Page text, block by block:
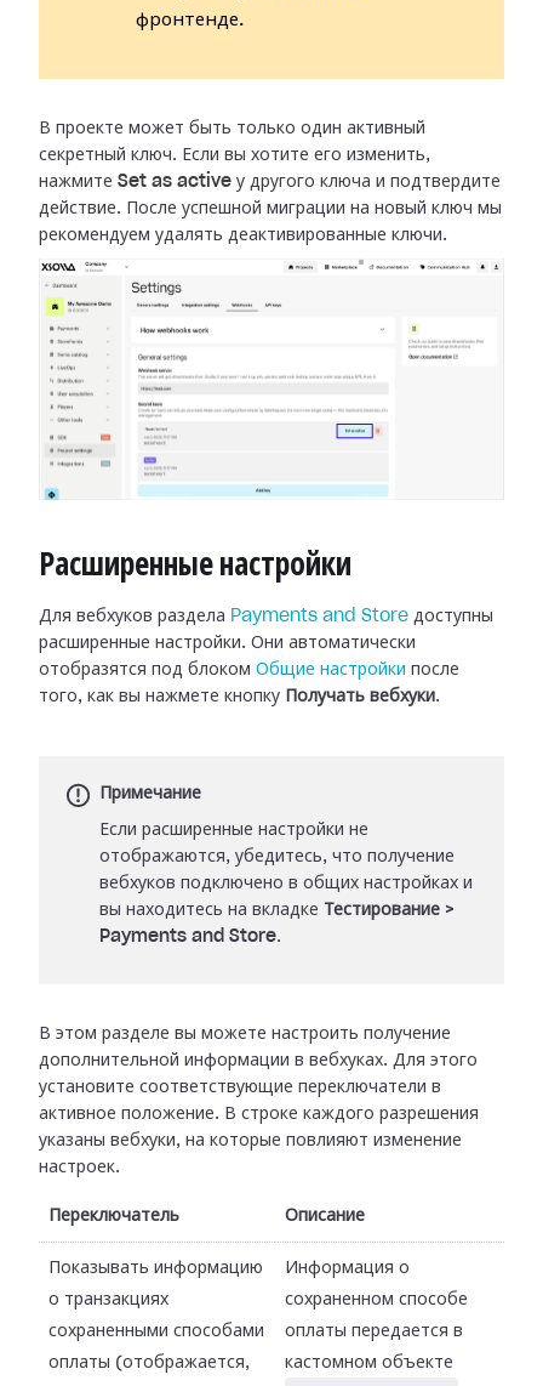
фронтенде.
В проекте может быть только один активный
секретный ключ. Если вы хотите его изменить,
нажмите Set as active у другого ключа и подтвердите
действие.
После успешной миграции на новый ключ мы
рекомендуем удалять деактивированные ключи.
Расширенные настройки
Для вебхуков раздела Payments and Store доступны
расширенные настройки. Они автоматически
отобразятся под блоком Общие настройки после
того, как вы нажмете кнопку
Получать вебхуки.
Примечание
Если расширенные настройки не
отображаются, убедитесь, что получение
вебхуков подключено в общих настройках и
вы находитесь на вкладке
Тестирование >
Payments and Store.
В этом разделе вы можете настроить получение
дополнительной информации в вебхуках. Для этого
установите соответствующие переключатели в
активное положение. В строке каждого разрешения
указаны вебхуки, на которые повлияют изменение
настроек.
Переключатель Описание
Показывать информацию
о транзакциях
сохраненными способами
оплаты (отображается,
Информация о
сохраненном способе
оплаты передается в
кастомном объекте